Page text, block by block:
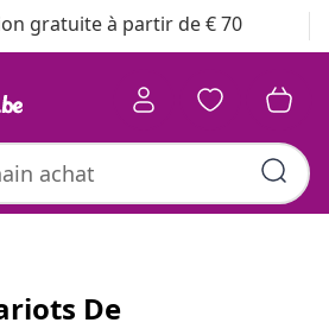
gratuite à partir de € 70
De